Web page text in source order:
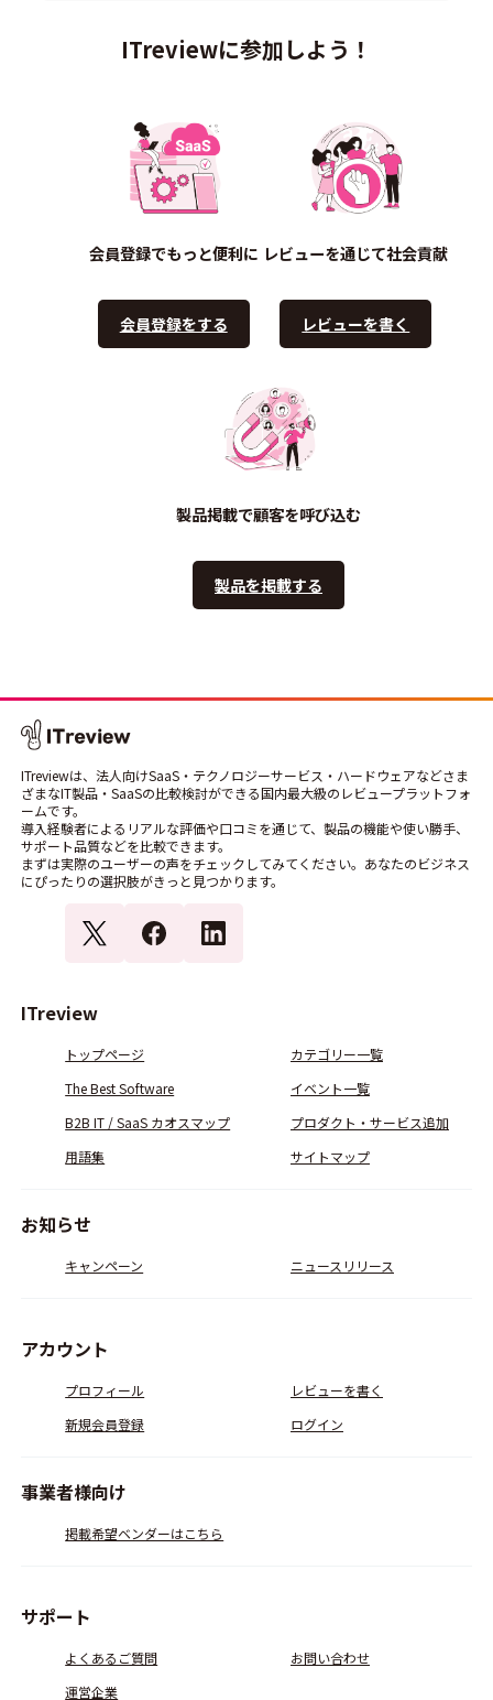
ITreviewに参加しよう！
会員登録でもっと便利に
会員登録をする
レビューを通じて社会貢献
レビューを書く
製品掲載で顧客を呼び込む
製品を掲載する
ITreviewは、法人向けSaaS・テクノロジーサービス・ハードウェアなどさま
ざまなIT製品・SaaSの比較検討ができる国内最大級のレビュープラットフォ
ームです。
導入経験者によるリアルな評価や口コミを通じて、製品の機能や使い勝手、
サポート品質などを比較できます。
まずは実際のユーザーの声をチェックしてみてください。あなたのビジネス
にぴったりの選択肢がきっと見つかります。
ITreview
トップページ
カテゴリー一覧
The Best Software
イベント一覧
B2B IT / SaaS カオスマップ
プロダクト・サービス追加
用語集
サイトマップ
お知らせ
キャンペーン ニュースリリース
アカウント
プロフィール
レビューを書く
新規会員登録
ログイン
事業者様向け
掲載希望ベンダーはこちら
サポート
よくあるご質問
お問い合わせ
運営企業